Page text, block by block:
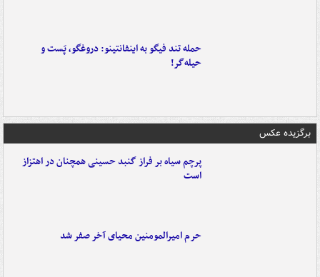
حمله تند فیگو به اینفانتینو: دروغگو، پَست‌ و
حیله‌گر!
برگزیده عکس
پرچم سیاه بر فراز گنبد حسینی همچنان در اهتزاز
است
حرم امیرالمومنین محیای آخر صفر شد